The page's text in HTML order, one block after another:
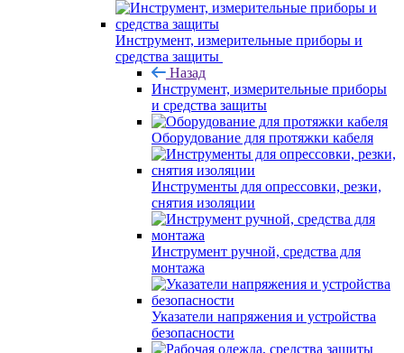
Инструмент, измерительные приборы и
средства защиты
Назад
Инструмент, измерительные приборы
и средства защиты
Оборудование для протяжки кабеля
Инструменты для опрессовки, резки,
снятия изоляции
Инструмент ручной, средства для
монтажа
Указатели напряжения и устройства
безопасности